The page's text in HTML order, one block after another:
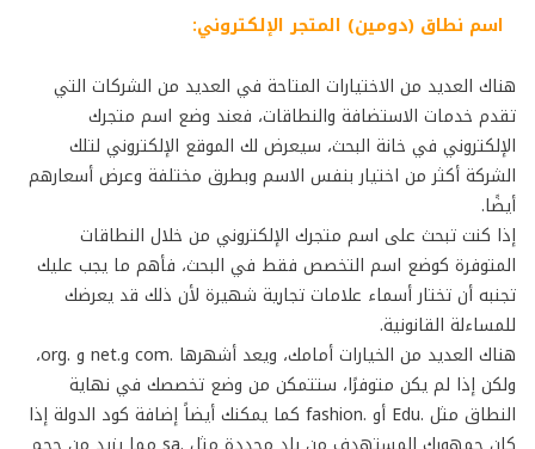
اسم نطاق (دومين) المتجر الإلكتروني:
هناك العديد من الاختيارات المتاحة في العديد من الشركات التي
تقدم خدمات الاستضافة والنطاقات، فعند وضع اسم متجرك
الإلكتروني في خانة البحث، سيعرض لك الموقع الإلكتروني لتلك
الشركة أكثر من اختيار بنفس الاسم وبطرق مختلفة وعرض أسعارهم
أيضًا.
إذا كنت تبحث على اسم متجرك الإلكتروني من خلال النطاقات
المتوفرة كوضع اسم التخصص فقط في البحث، فأهم ما يجب عليك
تجنبه أن تختار أسماء علامات تجارية شهيرة لأن ذلك قد يعرضك
للمساءلة القانونية.
هناك العديد من الخيارات أمامك، ويعد أشهرها .com و.net و .org،
ولكن إذا لم يكن متوفرًا، ستتمكن من وضع تخصصك في نهاية
النطاق مثل .Edu أو .fashion كما يمكنك أيضاً إضافة كود الدولة إذا